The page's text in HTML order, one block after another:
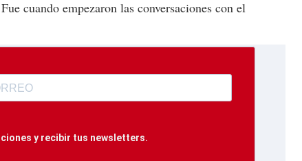
cuando empezaron las conversaciones con el
y recibir tus newsletters.